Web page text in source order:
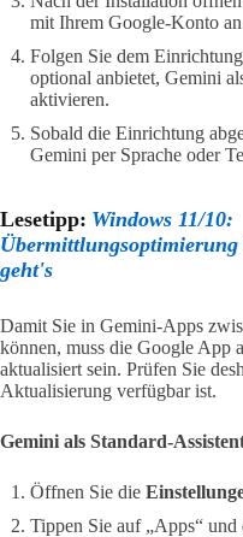
mit Ihrem Google-Konto
Folgen Sie dem
optional anbietet, Gemini
aktivieren.
Sobald die Einrichtung
Gemini per Sprache oder
Lesetipp: Windows 11/10:
Übermittlungsoptimierung
geht's
Damit Sie in Gemini-Apps
können, muss die Google App
aktualisiert sein. Prüfen Sie
Aktualisierung verfügbar ist.
Gemini als Standard-
Öffnen Sie die
Tippen Sie auf „Apps“ und